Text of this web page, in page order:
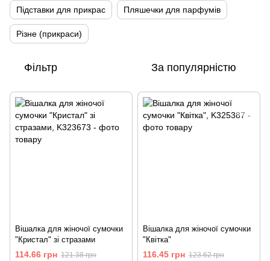
Підставки для прикрас Пляшечки для парфумів
Різне (прикраси)
Фільтр За популярністю
Вішалка для жіночої сумочки
"Кристал" зі стразами
114.66 грн 121.38 грн
Вішалка для жіночої сумочки
"Квітка"
116.45 грн 123.62 грн